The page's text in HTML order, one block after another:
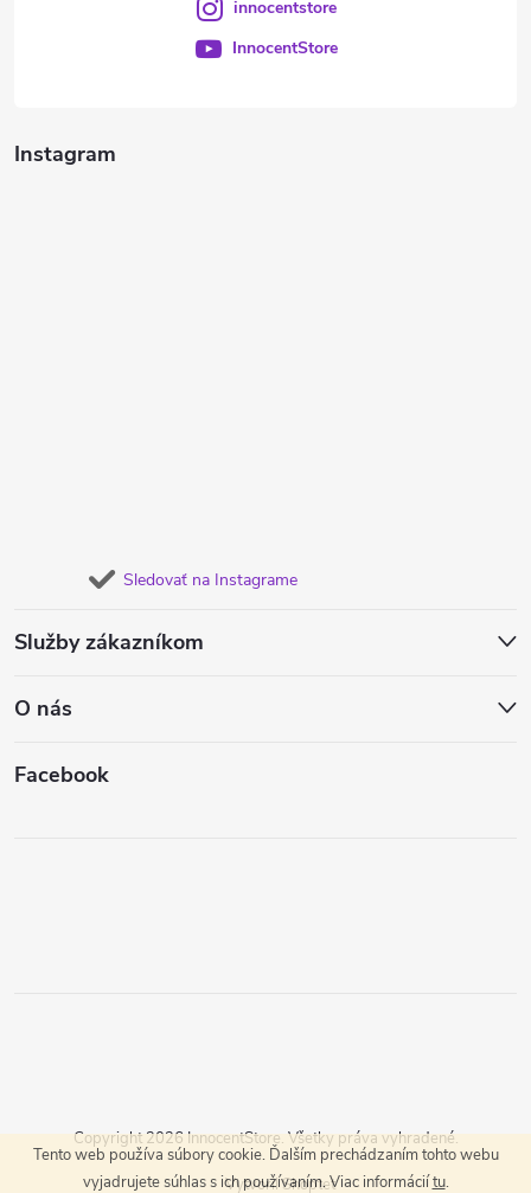
Tento web používa súbory cookie. Ďalším prechádzaním tohto webu
vyjadrujete súhlas s ich používaním. Viac informáciítu.
Instagram
Sledovať na Instagrame
Služby zákazníkom
O nás
Facebook
innocentstore
InnocentStore
Vytvoril Shoptet
Copyright 2026 InnocentStore. Všetky práva vyhradené.